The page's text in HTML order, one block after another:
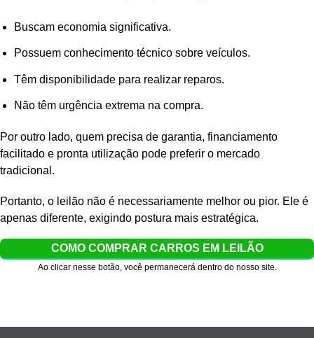
Buscam economia significativa.
Possuem conhecimento técnico sobre veículos.
Têm disponibilidade para realizar reparos.
Não têm urgência extrema na compra.
Por outro lado, quem precisa de garantia, financiamento
facilitado e pronta utilização pode preferir o mercado
tradicional.
Portanto, o leilão não é necessariamente melhor ou pior. Ele é
apenas diferente, exigindo postura mais estratégica.
COMO COMPRAR CARROS EM LEILÃO
Ao clicar nesse botão, você permanecerá dentro do nosso site.